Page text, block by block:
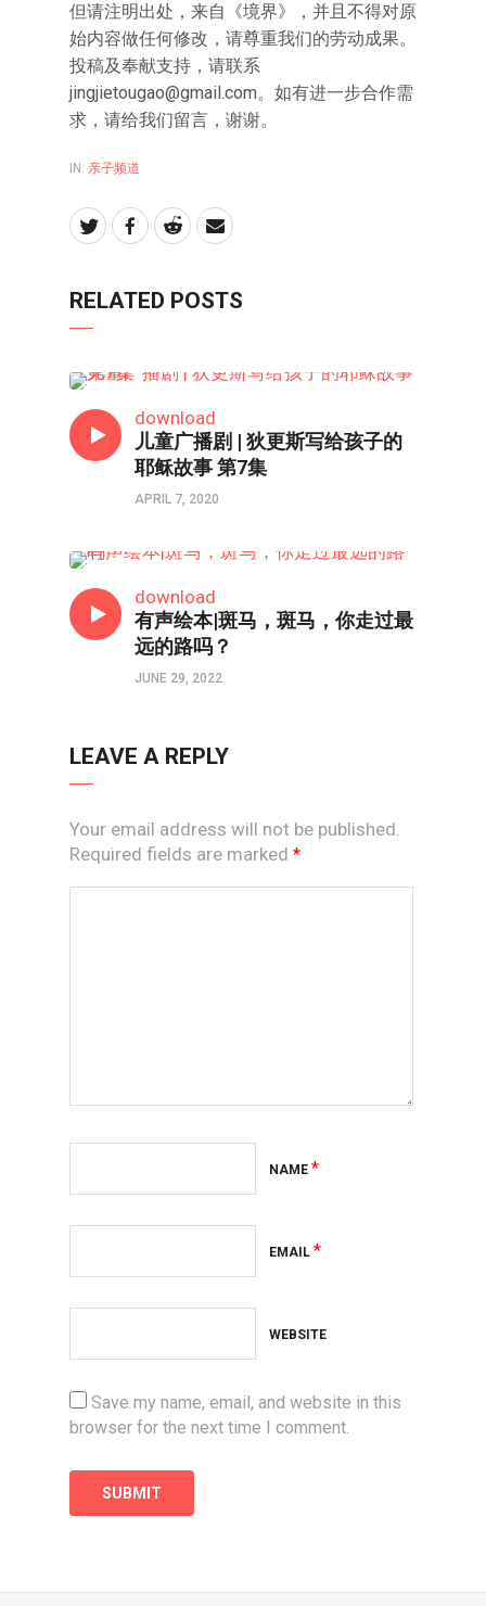
但请注明出处，来自《境界》，并且不得对原
始内容做任何修改，请尊重我们的劳动成果。
投稿及奉献支持，请联系
jingjietougao@gmail.com。如有进一步合作需
求，请给我们留言，谢谢。
IN: 亲子频道
RELATED POSTS
download
儿童广播剧 | 狄更斯写给孩子的
耶稣故事 第7集
APRIL 7, 2020
download
有声绘本|斑马，斑马，你走过最
远的路吗？
JUNE 29, 2022
LEAVE A REPLY
Your email address will not be published.
Required fields are marked *
NAME *
EMAIL *
WEBSITE
Save my name, email, and website in this
browser for the next time I comment.